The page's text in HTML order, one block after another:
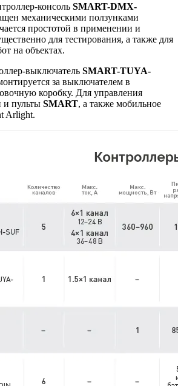
консоль SMART-DMX-
механическими ползунками
простотой в применении и
для тестирования, а также для
на объектах.
выключатель SMART-TUYA-
за выключателем в
коробку. Для управления
и пульты SMART, а также мобильное
Arlight.